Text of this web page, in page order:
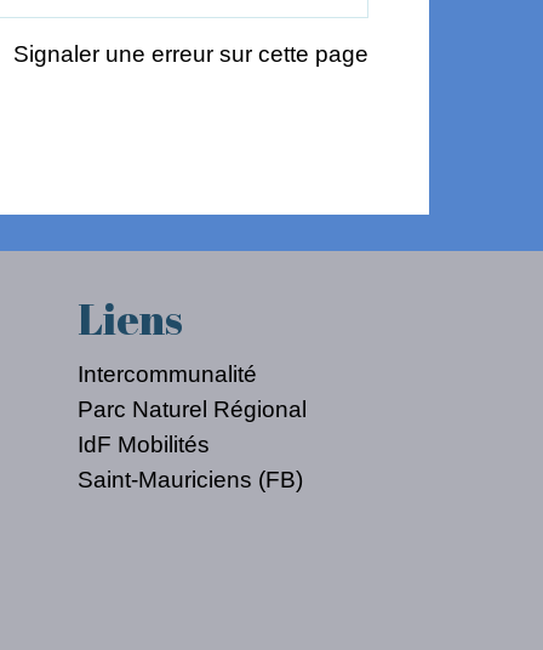
Signaler une erreur sur cette page
Liens
Intercommunalité
Parc Naturel Régional
IdF Mobilités
Saint-Mauriciens (FB)